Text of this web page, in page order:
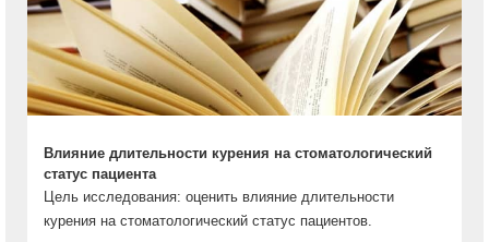
Влияние длительности курения на стоматологический
статус пациента
Цель исследования: оценить влияние длительности
курения на стоматологический статус пациентов.